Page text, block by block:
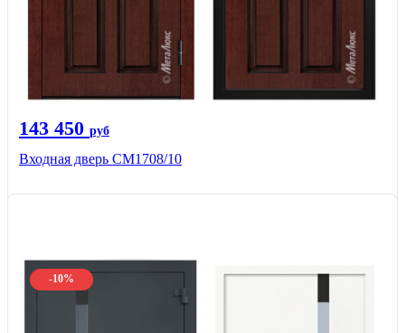
143 450 руб
Входная дверь CМ1708/10
-10%